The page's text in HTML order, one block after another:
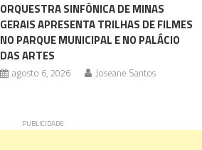
ORQUESTRA SINFÔNICA DE MINAS
GERAIS APRESENTA TRILHAS DE FILMES
NO PARQUE MUNICIPAL E NO PALÁCIO
DAS ARTES
agosto 6, 2026 Joseane Santos